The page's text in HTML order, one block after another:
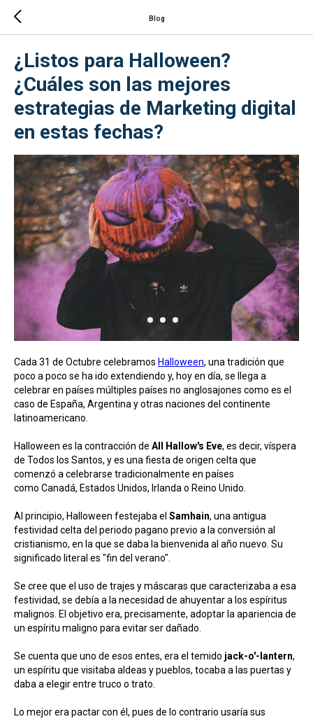
Blog
¿Listos para Halloween?
¿Cuáles son las mejores
estrategias de Marketing digital
en estas fechas?
Cada 31 de Octubre celebramos Halloween, una tradición que
poco a poco se ha ido extendiendo y, hoy en día, se llega a
celebrar en países múltiples países no anglosajones como es el
caso de España, Argentina y otras naciones del continente
latinoamericano.
Halloween es la contracción de All Hallow's Eve, es decir, víspera
de Todos los Santos, y es una fiesta de origen celta que
comenzó a celebrarse tradicionalmente en países
como Canadá, Estados Unidos, Irlanda o Reino Unido.
Al principio, Halloween festejaba el Samhain, una antigua
festividad celta del periodo pagano previo a la conversión al
cristianismo, en la que se daba la bienvenida al año nuevo. Su
significado literal es "fin del verano".
Se cree que el uso de trajes y máscaras que caracterizaba a esa
festividad, se debía a la necesidad de ahuyentar a los espíritus
malignos. El objetivo era, precisamente, adoptar la apariencia de
un espíritu maligno para evitar ser dañado.
Se cuenta que uno de esos entes, era el temido jack-o'-lantern,
un espíritu que visitaba aldeas y pueblos, tocaba a las puertas y
daba a elegir entre truco o trato.
Lo mejor era pactar con él, pues de lo contrario usaría sus